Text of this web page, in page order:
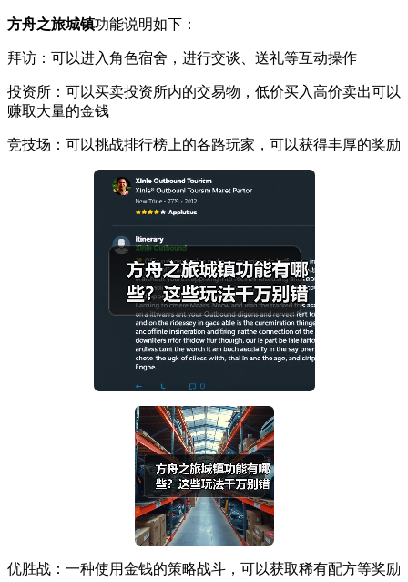
方舟之旅城镇功能说明如下：
拜访：可以进入角色宿舍，进行交谈、送礼等互动操作
投资所：可以买卖投资所内的交易物，低价买入高价卖出可以
赚取大量的金钱
竞技场：可以挑战排行榜上的各路玩家，可以获得丰厚的奖励
优胜战：一种使用金钱的策略战斗，可以获取稀有配方等奖励